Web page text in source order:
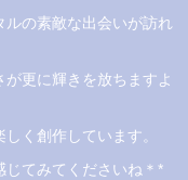
ルの素敵な出会いが訪れ
更に輝きを放ちますよ
く創作しています。
じてみてくださいね＊*